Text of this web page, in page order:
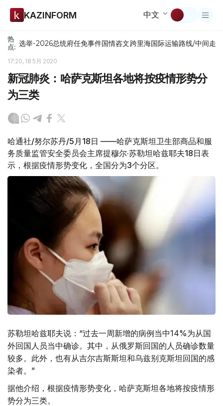
KAZINFORM 中文
热
点: 选举-2026总统府任免事件国情咨文跨里海国际运输路线/中间走廊
17:20, 18 5月 2020
新冠肺炎：哈萨克斯坦各地将按疫情形势分
为三类
哈通社/努尔苏丹/5月18日 ——哈萨克斯坦卫生部商品和服
务质量监管安全委员会主席提穆尔·苏勒坦哈兹耶夫18日表
示，根据疫情形势变化，全国分为3个分区。
苏勒坦哈兹耶夫说：“过去一周新增的病例当中14%为从国
外回国人员当中确诊。其中，从俄罗斯回国的人员确诊数量
较多。此外，也有从吉尔吉斯斯坦和乌兹别克斯坦回国的感
染者。”
据他介绍，根据疫情形势变化，哈萨克斯坦各地将按疫情形
势分为三类。